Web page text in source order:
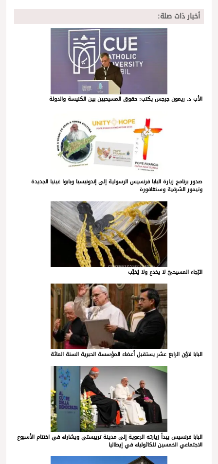
أخبار ذات صلة:
الأب د. ريمون جرجس يكتب: حقوق المسيحيين بين الكنيسة والدولة
صدور برنامج زيارة البابا فرنسيس الرسولية إلى إندونيسيا وبابوا غينيا الجديدة
وتيمور الشرقية وسنغافورة
الرّجاء المسيحيّ لا يخدع ولا يُخيِّب
البابا لاوُن الرابع عشر يستقبل أعضاء المؤسسة الحبرية السنة المائة
البابا فرنسيس يبدأ زيارته الرعوية إلى مدينة ترييستي ويشارك في اختتام الأسبوع
الاجتماعي الخمسين للكاثوليك في إيطاليا